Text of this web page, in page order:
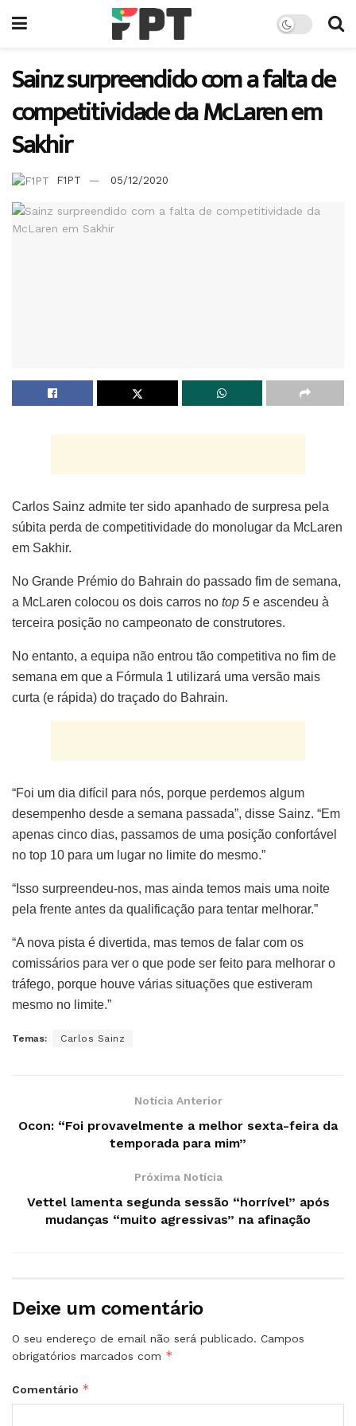
Sainz surpreendido com a falta de
competitividade da McLaren em
Sakhir
F1PT 05/12/2020
Carlos Sainz admite ter sido apanhado de surpresa pela
súbita perda de competitividade do monolugar da McLaren
em Sakhir.
No Grande Prémio do Bahrain do passado fim de semana,
a McLaren colocou os dois carros no top 5 e ascendeu à
terceira posição no campeonato de construtores.
No entanto, a equipa não entrou tão competitiva no fim de
semana em que a Fórmula 1 utilizará uma versão mais
curta (e rápida) do traçado do Bahrain.
“Foi um dia difícil para nós, porque perdemos algum
desempenho desde a semana passada”, disse Sainz. “Em
apenas cinco dias, passamos de uma posição confortável
no top 10 para um lugar no limite do mesmo.”
“Isso surpreendeu-nos, mas ainda temos mais uma noite
pela frente antes da qualificação para tentar melhorar.”
“A nova pista é divertida, mas temos de falar com os
comissários para ver o que pode ser feito para melhorar o
tráfego, porque houve várias situações que estiveram
mesmo no limite.”
Temas: Carlos Sainz
Notícia Anterior
Ocon: “Foi provavelmente a melhor sexta-feira da
temporada para mim”
Próxima Notícia
Vettel lamenta segunda sessão “horrível” após
mudanças “muito agressivas” na afinação
Deixe um comentário
O seu endereço de email não será publicado. Campos
obrigatórios marcados com *
Comentário *